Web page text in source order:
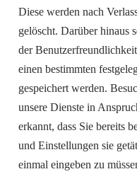
Diese werden nach
gelöscht. Darüber hinaus
der
einen bestimmten
gespeichert werden.
unsere Dienste in
erkannt, dass Sie bereits
und Einstellungen sie
einmal eingeben zu